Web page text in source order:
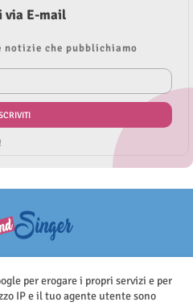
via E-mail
che pubblichiamo
Non può pertanto considerarsi
legge n.62 del 7.03.2001
per erogare i propri servizi e per
IP e il tuo agente utente sono